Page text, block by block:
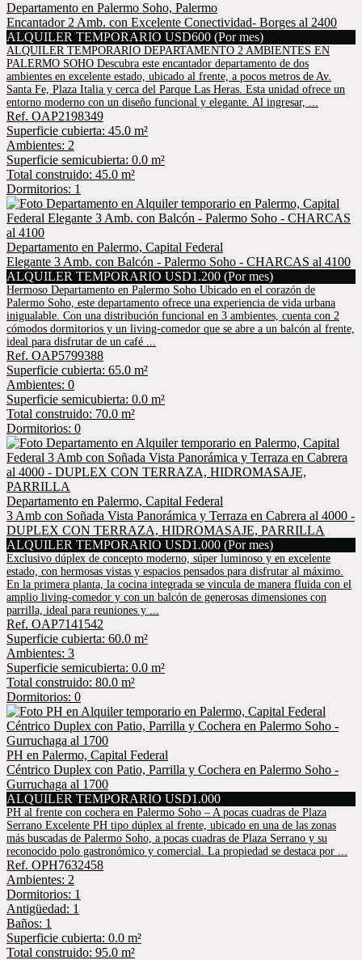
Departamento en Palermo Soho, Palermo
Encantador 2 Amb. con Excelente Conectividad- Borges al 2400
ALQUILER TEMPORARIO USD600 (Por mes)
ALQUILER TEMPORARIO DEPARTAMENTO 2 AMBIENTES EN
PALERMO SOHO Descubra este encantador departamento de dos
ambientes en excelente estado, ubicado al frente, a pocos metros de Av.
Santa Fe, Plaza Italia y cerca del Parque Las Heras. Esta unidad ofrece un
entorno moderno con un diseño funcional y elegante. Al ingresar, ...
Ref. OAP2198349
Superficie cubierta: 45.0 m²
Ambientes: 2
Superficie semicubierta: 0.0 m²
Total construido: 45.0 m²
Dormitorios: 1
Departamento en Palermo, Capital Federal
Elegante 3 Amb. con Balcón - Palermo Soho - CHARCAS al 4100
ALQUILER TEMPORARIO USD1.200 (Por mes)
Hermoso Departamento en Palermo Soho Ubicado en el corazón de
Palermo Soho, este departamento ofrece una experiencia de vida urbana
inigualable. Con una distribución funcional en 3 ambientes, cuenta con 2
cómodos dormitorios y un living-comedor que se abre a un balcón al frente,
ideal para disfrutar de un café ...
Ref. OAP5799388
Superficie cubierta: 65.0 m²
Ambientes: 0
Superficie semicubierta: 0.0 m²
Total construido: 70.0 m²
Dormitorios: 0
Departamento en Palermo, Capital Federal
3 Amb con Soñada Vista Panorámica y Terraza en Cabrera al 4000 -
DUPLEX CON TERRAZA, HIDROMASAJE, PARRILLA
ALQUILER TEMPORARIO USD1.000 (Por mes)
Exclusivo dúplex de concepto moderno, súper luminoso y en excelente
estado, con hermosas vistas y espacios pensados para disfrutar al máximo.
En la primera planta, la cocina integrada se vincula de manera fluida con el
amplio living-comedor y con un balcón de generosas dimensiones con
parrilla, ideal para reuniones y ...
Ref. OAP7141542
Superficie cubierta: 60.0 m²
Ambientes: 3
Superficie semicubierta: 0.0 m²
Total construido: 80.0 m²
Dormitorios: 0
PH en Palermo, Capital Federal
Céntrico Duplex con Patio, Parrilla y Cochera en Palermo Soho -
Gurruchaga al 1700
ALQUILER TEMPORARIO USD1.000
PH al frente con cochera en Palermo Soho – A pocas cuadras de Plaza
Serrano Excelente PH tipo dúplex al frente, ubicado en una de las zonas
más buscadas de Palermo Soho, a pocas cuadras de Plaza Serrano y su
reconocido polo gastronómico y comercial. La propiedad se destaca por ...
Ref. OPH7632458
Ambientes: 2
Dormitorios: 1
Antigüedad: 1
Baños: 1
Superficie cubierta: 0.0 m²
Total construido: 95.0 m²